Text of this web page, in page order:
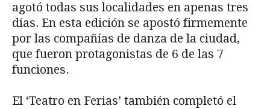
agotó todas sus localidades en apenas tres
días. En esta edición se apostó firmemente
por las compañías de danza de la ciudad,
que fueron protagonistas de 6 de las 7
funciones.
El ‘Teatro en Ferias’ también completó el